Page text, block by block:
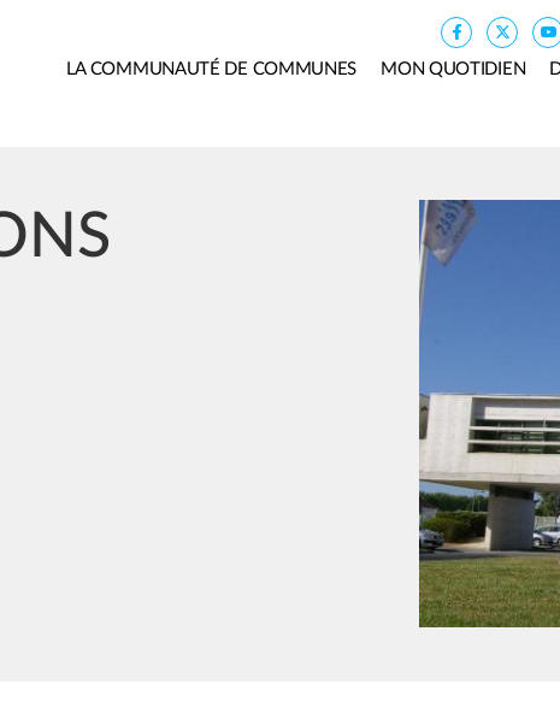
LA COMMUNAUTÉ DE COMMUNES MON QUOTIDIEN
Image